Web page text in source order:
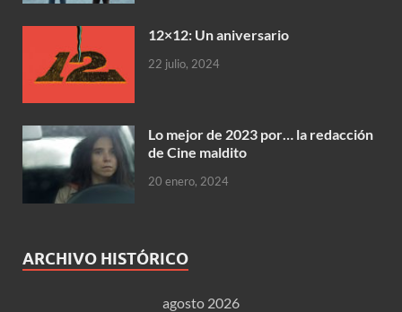
12×12: Un aniversario
22 julio, 2024
Lo mejor de 2023 por… la redacción
de Cine maldito
20 enero, 2024
ARCHIVO HISTÓRICO
agosto 2026